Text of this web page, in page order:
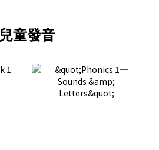
兒童發音